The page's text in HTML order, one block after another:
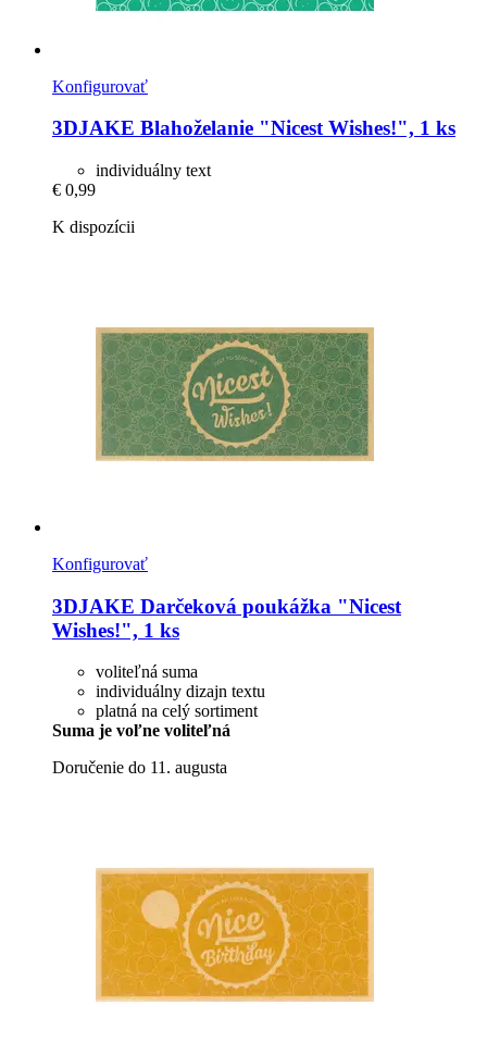
Konfigurovať
3DJAKE Blahoželanie "Nicest Wishes!", 1 ks
individuálny text
€ 0,99
K dispozícii
Konfigurovať
3DJAKE Darčeková poukážka "Nicest
Wishes!", 1 ks
voliteľná suma
individuálny dizajn textu
platná na celý sortiment
Suma je voľne voliteľná
Doručenie do 11. augusta